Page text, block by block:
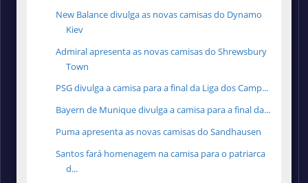
New Balance divulga as novas camisas do Dynamo
Kiev
Admiral apresenta as novas camisas do Shrewsbury
Town
PSG divulga a camisa para a final da Liga dos Camp...
Bayern de Munique divulga a camisa para a final da...
Puma apresenta as novas camisas do Sandhausen
Santos fará homenagem na camisa para o patriarca
d...